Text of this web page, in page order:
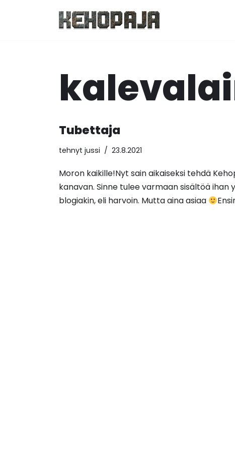
Tubettaja
tehnyt jussi 23.8.2021
Moron kaikille!Nyt sain aikaiseksi tehdä
kanavan. Sinne tulee varmaan sisältöä ihan
blogiakin, eli harvoin. Mutta aina asiaa